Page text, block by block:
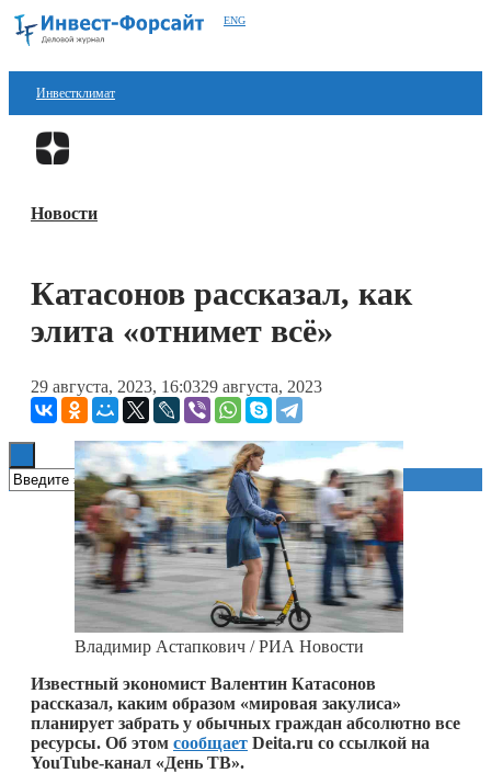
ENG
Инвестклимат
Финансы
Блокчейн
Книги
Новости
Катасонов рассказал, как
элита «отнимет всё»
29 августа, 2023, 16:0329 августа, 2023
Владимир Астапкович / РИА Новости
Известный экономист Валентин Катасонов
рассказал, каким образом «мировая закулиса»
планирует забрать у обычных граждан абсолютно все
ресурсы. Об этом сообщает Deita.ru со ссылкой на
YouTube-канал «День ТВ».